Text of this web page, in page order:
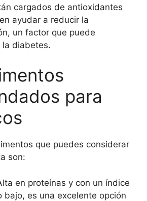
cargados de antioxidantes
ayudar a reducir la
un factor que puede
la diabetes.
para
que puedes considerar
son:
en proteínas y con un índice
bajo, es una excelente opción